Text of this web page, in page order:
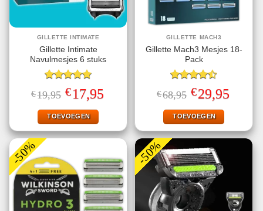
GILLETTE INTIMATE
Gillette Intimate
Navulmesjes 6 stuks
Gewaardeerd
5.00uit 5
€19,95 Oorspronkelijke
prijs
was:
€19,95.
€17,95prijs
TOEVOEGEN
GILLETTE MACH3
Gillette Mach3 Mesjes 18-
Pack
Gewaardeerd
4.50uit 5
€68,95 Oorspronkelijke
prijs
was:
€68,95.
€29,95prijs
TOEVOEGEN
-50% -50%